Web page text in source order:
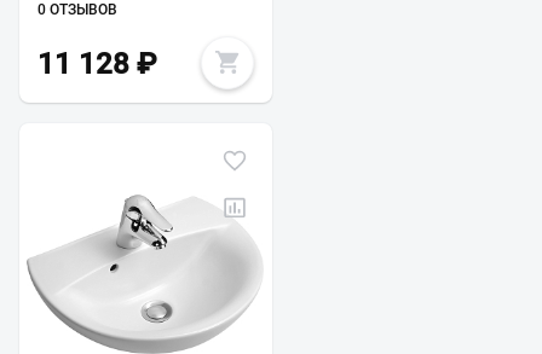
0 ОТЗЫВОВ
11 128 ₽